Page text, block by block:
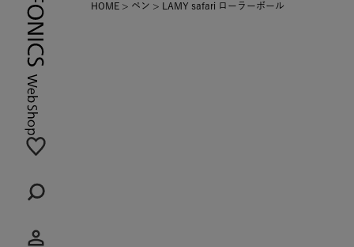
HOME ペン LAMY safari ローラーボール